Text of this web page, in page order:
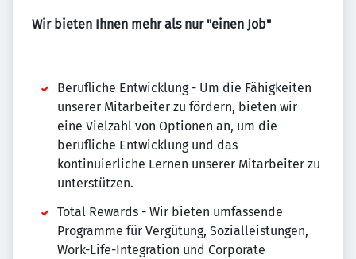
Wir bieten Ihnen mehr als nur "einen Job"
Berufliche Entwicklung - Um die Fähigkeiten
unserer Mitarbeiter zu fördern, bieten wir
eine Vielzahl von Optionen an, um die
berufliche Entwicklung und das
kontinuierliche Lernen unserer Mitarbeiter zu
unterstützen.
Total Rewards - Wir bieten umfassende
Programme für Vergütung, Sozialleistungen,
Work-Life-Integration und Corporate